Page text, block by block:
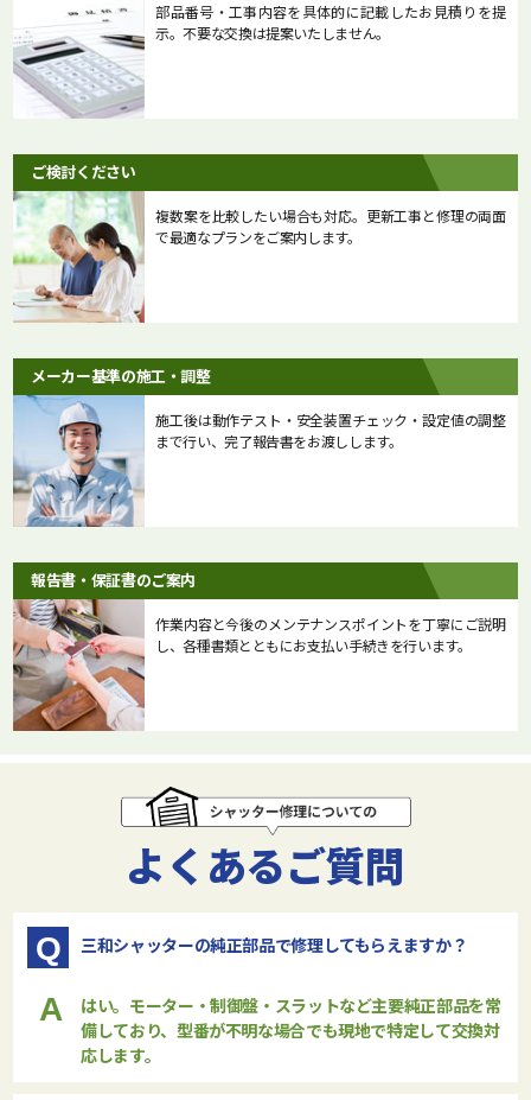
部品番号・工事内容を具体的に記載したお見積りを提
示。不要な交換は提案いたしません。
ご検討ください
複数案を比較したい場合も対応。更新工事と修理の両面
で最適なプランをご案内します。
メーカー基準の施工・調整
施工後は動作テスト・安全装置チェック・設定値の調整
まで行い、完了報告書をお渡しします。
報告書・保証書のご案内
作業内容と今後のメンテナンスポイントを丁寧にご説明
し、各種書類とともにお支払い手続きを行います。
よくあるご質問
Q 三和シャッターの純正部品で修理してもらえますか？
A
はい。モーター・制御盤・スラットなど主要純正部品を常
備しており、型番が不明な場合でも現地で特定して交換対
応します。